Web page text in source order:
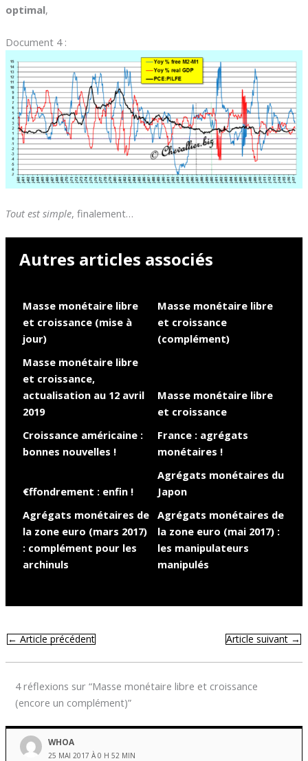
optimal,
Document 4 :
Tout est simple, finalement…
Autres articles associés
Masse monétaire libre
et croissance (mise à
jour)
Masse monétaire libre
et croissance
(complément)
Masse monétaire libre
et croissance,
actualisation au 12 avril
2019
Masse monétaire libre
et croissance
Croissance américaine :
bonnes nouvelles !
France : agrégats
monétaires !
€ffondrement : enfin !
Agrégats monétaires du
Japon
Agrégats monétaires de
la zone euro (mars 2017)
: complément pour les
archinuls
Agrégats monétaires de
la zone euro (mai 2017) :
les manipulateurs
manipulés
←Article précédent Article suivant→
4 réflexions sur “Masse monétaire libre et croissance
(encore un complément)”
WHOA
25 MAI 2017 À 0 H 52 MIN